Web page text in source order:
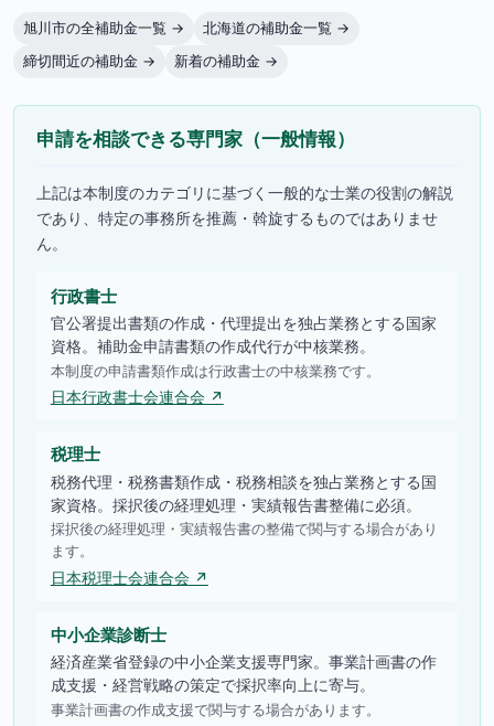
旭川市の全補助金一覧 →
北海道の補助金一覧 →
締切間近の補助金 →
新着の補助金 →
申請を相談できる専門家（一般情報）
上記は本制度のカテゴリに基づく一般的な士業の役割の解説
であり、特定の事務所を推薦・斡旋するものではありませ
ん。
行政書士
官公署提出書類の作成・代理提出を独占業務とする国家
資格。補助金申請書類の作成代行が中核業務。
本制度の申請書類作成は行政書士の中核業務です。
日本行政書士会連合会 ↗
税理士
税務代理・税務書類作成・税務相談を独占業務とする国
家資格。採択後の経理処理・実績報告書整備に必須。
採択後の経理処理・実績報告書の整備で関与する場合があり
ます。
日本税理士会連合会 ↗
中小企業診断士
経済産業省登録の中小企業支援専門家。事業計画書の作
成支援・経営戦略の策定で採択率向上に寄与。
事業計画書の作成支援で関与する場合があります。